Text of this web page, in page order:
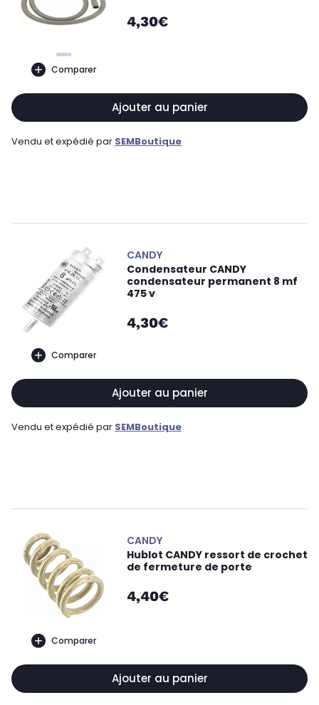
Comparer
4,30€
Ajouter au panier
Vendu et expédié par SEMBoutique
Comparer
CANDY
Condensateur CANDY
condensateur permanent 8 mf
475 v
4,30€
Ajouter au panier
Vendu et expédié par SEMBoutique
Comparer
CANDY
Hublot CANDY ressort de crochet
de fermeture de porte
4,40€
Ajouter au panier